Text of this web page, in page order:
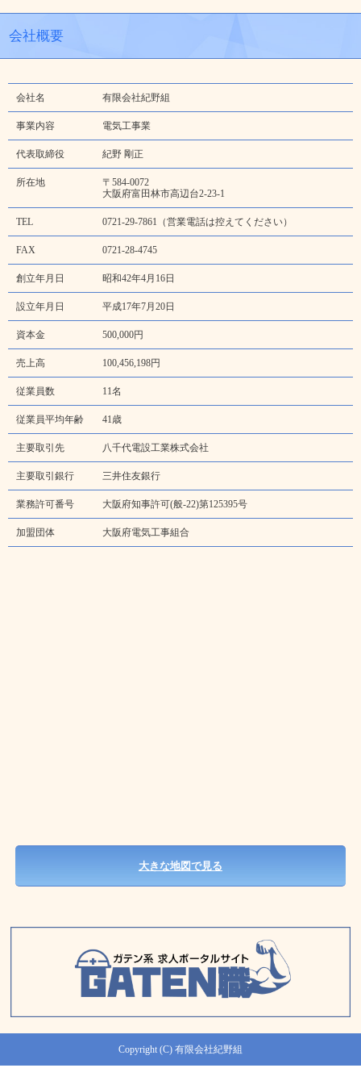
会社概要
会社名 有限会社紀野組
事業内容 電気工事業
代表取締役 紀野 剛正
所在地
〒584-0072
大阪府富田林市高辺台2-23-1
TEL 0721-29-7861（営業電話は控えてください）
FAX 0721-28-4745
創立年月日 昭和42年4月16日
設立年月日 平成17年7月20日
資本金 500,000円
売上高 100,456,198円
従業員数 11名
従業員平均年齢 41歳
主要取引先 八千代電設工業株式会社
主要取引銀行 三井住友銀行
業務許可番号 大阪府知事許可(般-22)第125395号
加盟団体 大阪府電気工事組合
大きな地図で見る
Copyright (C) 有限会社紀野組